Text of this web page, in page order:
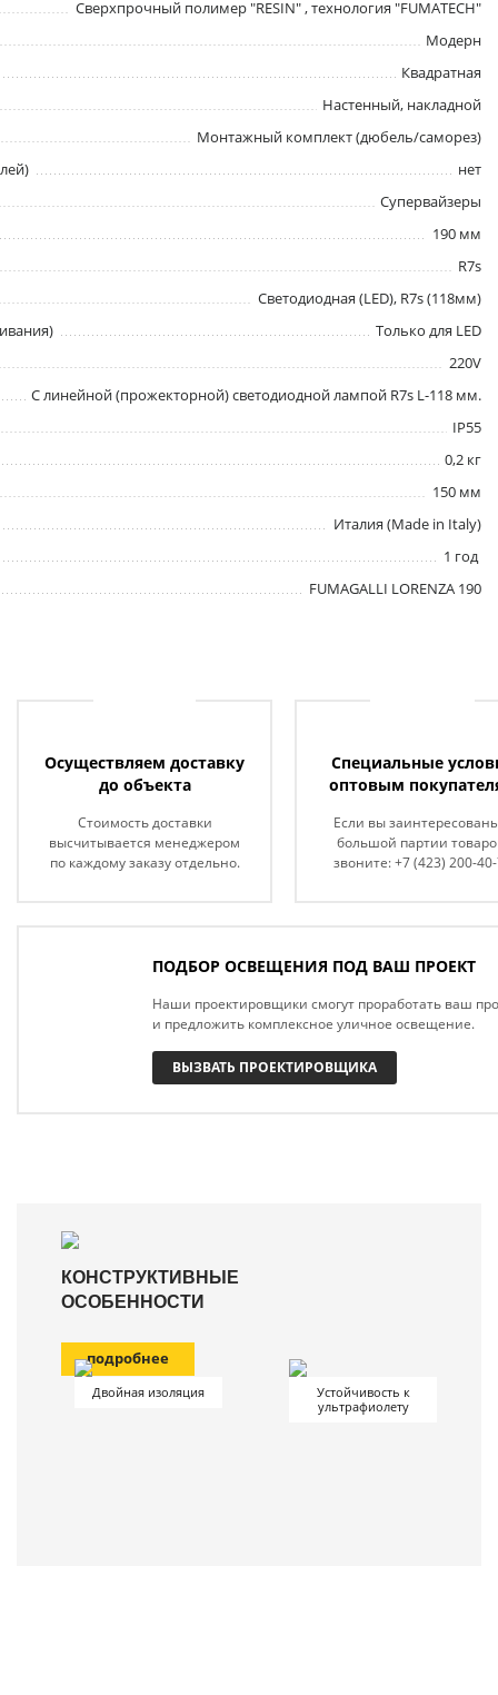
Сверхпрочный полимер "RESIN" , технология "FUMATECH"
Модерн
Квадратная
Настенный, накладной
Монтажный комплект (дюбель/саморез)
нет
Супервайзеры
190 мм
R7s
Светодиодная (LED), R7s (118мм)
Только для LED
220V
C линейной (прожекторной) светодиодной лампой R7s L-118 мм.
IP55
0,2 кг
150 мм
Италия (Made in Italy)
1 год
FUMAGALLI LORENZA 190
Осуществляем доставку
до объекта
Стоимость доставки
высчитывается менеджером
по каждому заказу отдельно.
Специальные
оптовым
Если вы
большой партии
звоните: +7 (423) 200-
ПОДБОР ОСВЕЩЕНИЯ ПОД ВАШ ПРОЕКТ
Наши проектировщики смогут проработать ваш
и предложить комплексное уличное освещение.
ВЫЗВАТЬ ПРОЕКТИРОВЩИКА
КОНСТРУКТИВНЫЕ
ОСОБЕННОСТИ
подробнее
Двойная изоляция
Устойчивость к
ультрафиолету